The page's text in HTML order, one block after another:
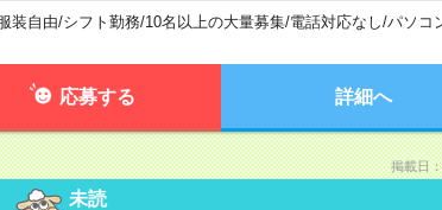
装自由/シフト勤務/10名以上の大量募集/電話対応なし/パソコ
応募する 詳細へ
掲載日
未読